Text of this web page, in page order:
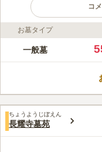
コ
ライフドット編集部のコメ
都営三田線・東
様が施され、中
口コミ評価
みんなの評価
30代女性
お花屋さんは周
お墓タイプ
一般墓
ちょうようじぼえん
長耀寺墓苑